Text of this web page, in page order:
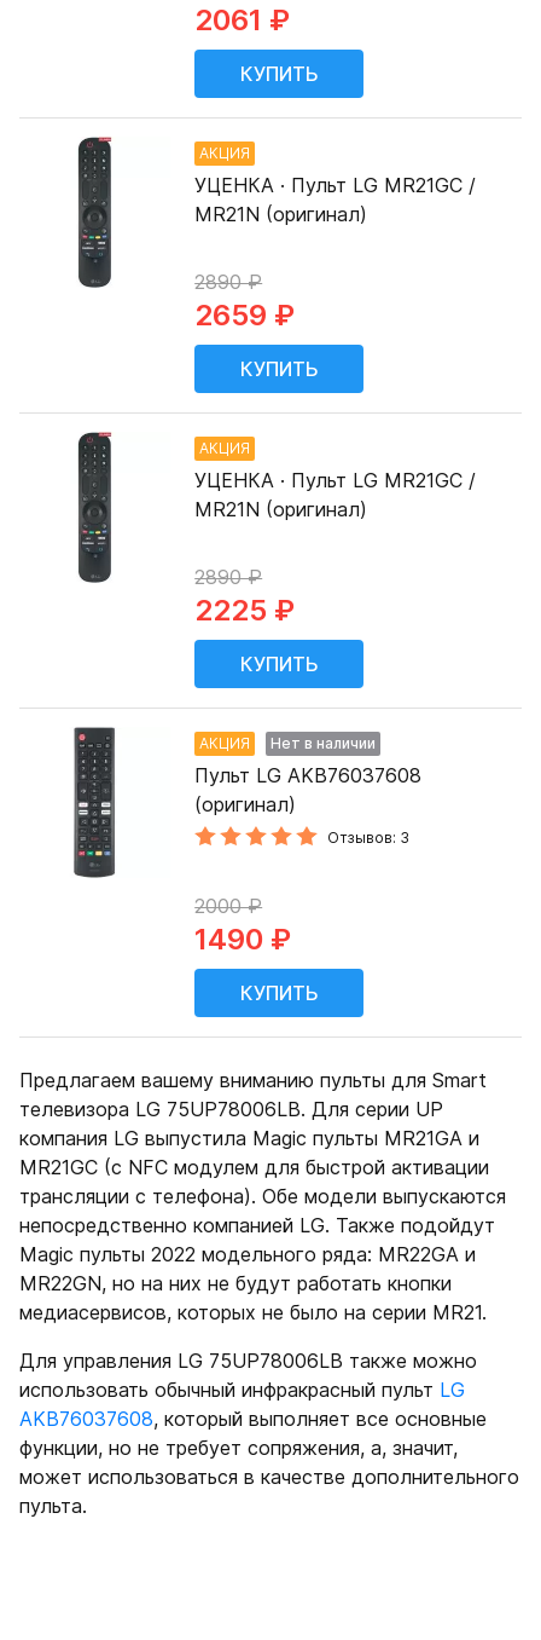
Предлагаем вашему вниманию пульты для Smart
телевизора LG 75UP78006LB. Для серии UP
компания LG выпустила Magic пульты MR21GA и
MR21GC (с NFC модулем для быстрой активации
трансляции с телефона). Обе модели выпускаются
непосредственно компанией LG. Также подойдут
Magic пульты 2022 модельного ряда: MR22GA и
MR22GN, но на них не будут работать кнопки
медиасервисов, которых не было на серии MR21.
Для управления LG 75UP78006LB также можно
использовать обычный инфракрасный пульт LG
AKB76037608, который выполняет все основные
функции, но не требует сопряжения, а, значит,
может использоваться в качестве дополнительного
пульта.
2061 ₽
АКЦИЯ
УЦЕНКА · Пульт LG MR21GC /
MR21N (оригинал)
2890 ₽
2659 ₽
АКЦИЯ
УЦЕНКА · Пульт LG MR21GC /
MR21N (оригинал)
2890 ₽
2225 ₽
АКЦИЯ Нет в наличии
Пульт LG AKB76037608
(оригинал)
Отзывов: 3
2000 ₽
1490 ₽